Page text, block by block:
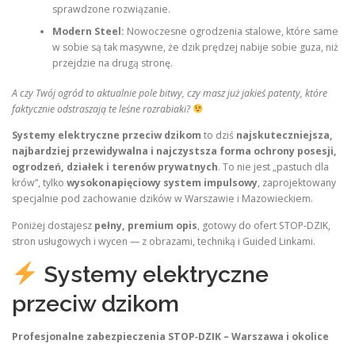
sprawdzone rozwiązanie.
Modern Steel: Nowoczesne ogrodzenia stalowe, które same
w sobie są tak masywne, że dzik prędzej nabije sobie guza, niż
przejdzie na drugą stronę.
A czy Twój ogród to aktualnie pole bitwy, czy masz już jakieś patenty, które
faktycznie odstraszają te leśne rozrabiaki?
Systemy elektryczne przeciw dzikom to dziś najskuteczniejsza,
najbardziej przewidywalna i najczystsza forma ochrony posesji,
ogrodzeń, działek i terenów prywatnych. To nie jest „pastuch dla
krów”, tylko wysokonapięciowy system impulsowy, zaprojektowany
specjalnie pod zachowanie dzików w Warszawie i Mazowieckiem.
Poniżej dostajesz pełny, premium opis, gotowy do ofert STOP‑DZIK,
stron usługowych i wycen — z obrazami, techniką i Guided Linkami.
Systemy elektryczne
przeciw dzikom
Profesjonalne zabezpieczenia STOP‑DZIK – Warszawa i okolice